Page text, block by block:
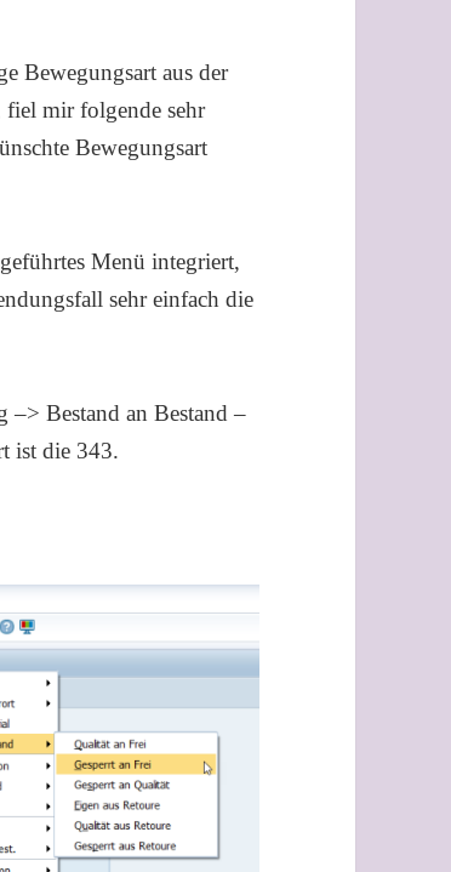
Bewegungsart aus der
fiel mir folgende sehr
Bewegungsart
Menü integriert,
sehr einfach die
–> Bestand an Bestand –
ist die 343.